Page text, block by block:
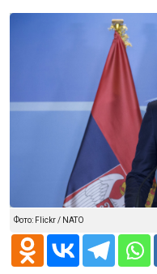
Фото: Flickr / NATO